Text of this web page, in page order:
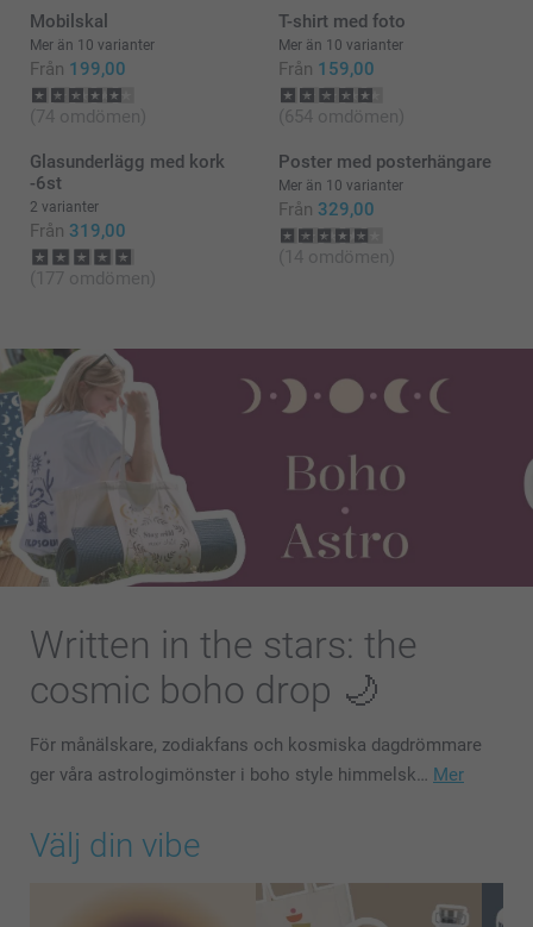
Mobilskal
Mer än 10 varianter
Från 199,00
(74 omdömen)
T-shirt med foto
Mer än 10 varianter
Från 159,00
(654 omdömen)
Glasunderlägg med kork
-6st
2 varianter
Från 319,00
(177 omdömen)
Poster med posterhängare
Mer än 10 varianter
Från 329,00
(14 omdömen)
Written in the stars: the
cosmic boho drop 🌙
För månälskare, zodiakfans och kosmiska dagdrömmare
ger våra astrologimönster i boho style himmelsk… Mer
Välj din vibe